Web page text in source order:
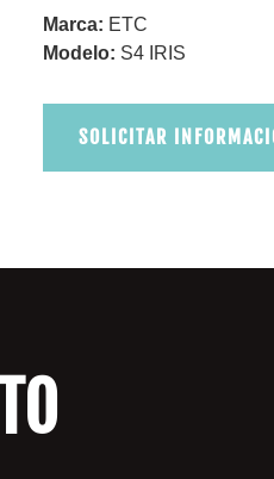
Marca: ETC
Modelo: S4 IRIS
SOLICITAR